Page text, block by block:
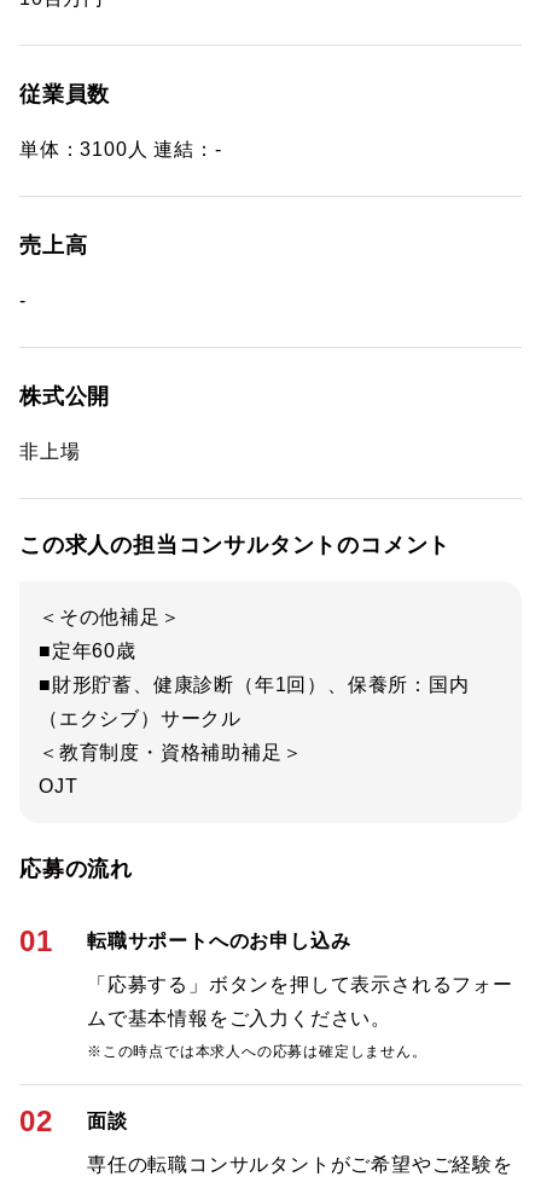
従業員数
単体：3100人 連結：-
売上高
-
株式公開
非上場
この求人の担当コンサルタントのコメント
＜その他補足＞
■定年60歳
■財形貯蓄、健康診断（年1回）、保養所：国内
（エクシブ）サークル
＜教育制度・資格補助補足＞
OJT
応募の流れ
01 転職サポートへのお申し込み
「応募する」ボタンを押して表示されるフォー
ムで基本情報をご入力ください。
※この時点では本求人への応募は確定しません。
02 面談
専任の転職コンサルタントがご希望やご経験を